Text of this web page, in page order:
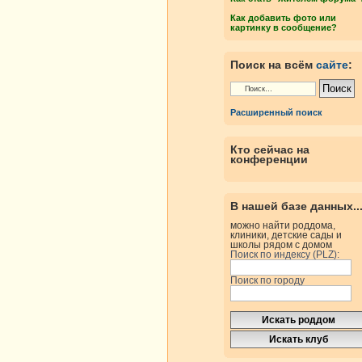
Как добавить фото или
картинку в сообщение?
Поиск на всём сайте:
Расширенный поиск
Кто сейчас на
конференции
В нашей базе данных...
можно найти роддома,
клиники, детские сады и
школы рядом с домом
Поиск по индексу (PLZ):
Поиск по городу